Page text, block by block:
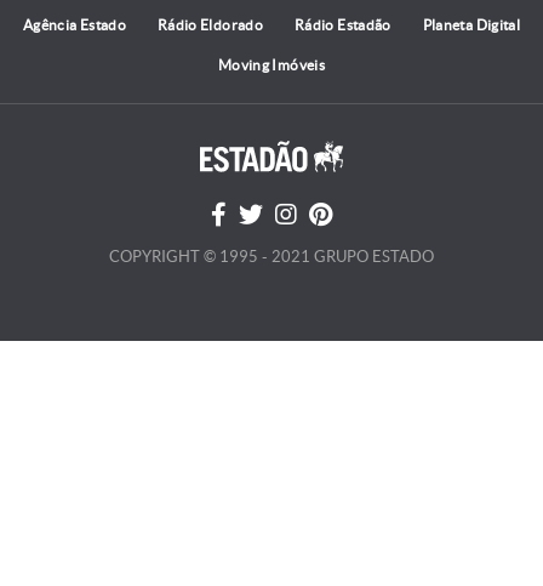
Agência Estado Rádio Eldorado Rádio Estadão Planeta Digital
Moving Imóveis
COPYRIGHT © 1995 - 2021 GRUPO ESTADO